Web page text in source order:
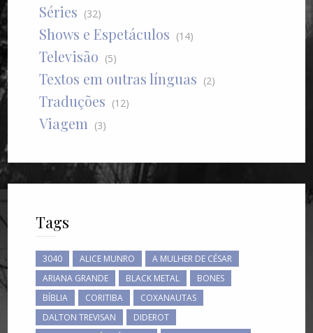
Séries (32)
Shows e Espetáculos (14)
Televisão (5)
Textos em outras línguas (2)
Traduções (12)
Viagem (3)
Tags
3040 ALICE MUNRO
A MULHER DE CÉSAR
ARIANA GRANDE
BLACK METAL
BONES
BÍBLIA
CORITIBA
COXANAUTAS
DALTON TREVISAN
DIDEROT